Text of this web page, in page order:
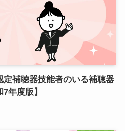
定補聴器技能者のいる補聴器
年度版】